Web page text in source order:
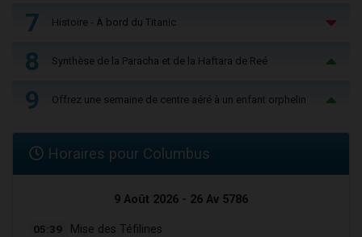
7 Histoire - À bord du Titanic
8 Synthèse de la Paracha et de la Haftara de Reé
9 Offrez une semaine de centre aéré à un enfant orphelin
Horaires pour Columbus
9 Août 2026 - 26 Av 5786
05:39 Mise des Téfilines